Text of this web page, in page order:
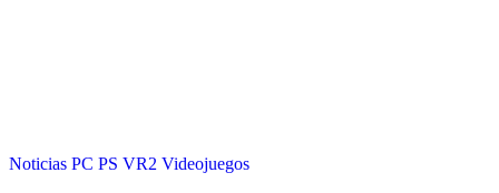
Noticias PC PS VR2 Videojuegos